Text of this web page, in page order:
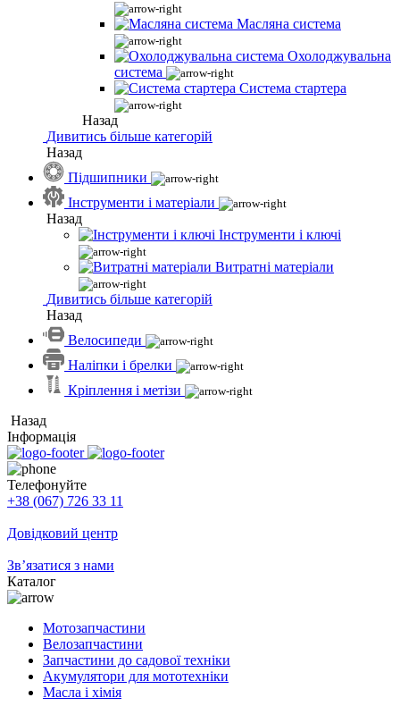
Масляна система
Охолоджувальна
система
Система стартера
Назад
Дивитись більше категорій
Назад
Підшипники
Інструменти і матеріали
Назад
Інструменти і ключі
Витратні матеріали
Дивитись більше категорій
Назад
Велосипеди
Наліпки і брелки
Кріплення і метізи
Назад
Інформація
Телефонуйте
+38 (067) 726 33 11
Довідковий центр
Зв’язатися з нами
Каталог
Мотозапчастини
Велозапчастини
Запчастини до садової техніки
Акумулятори для мототехніки
Масла і хімія